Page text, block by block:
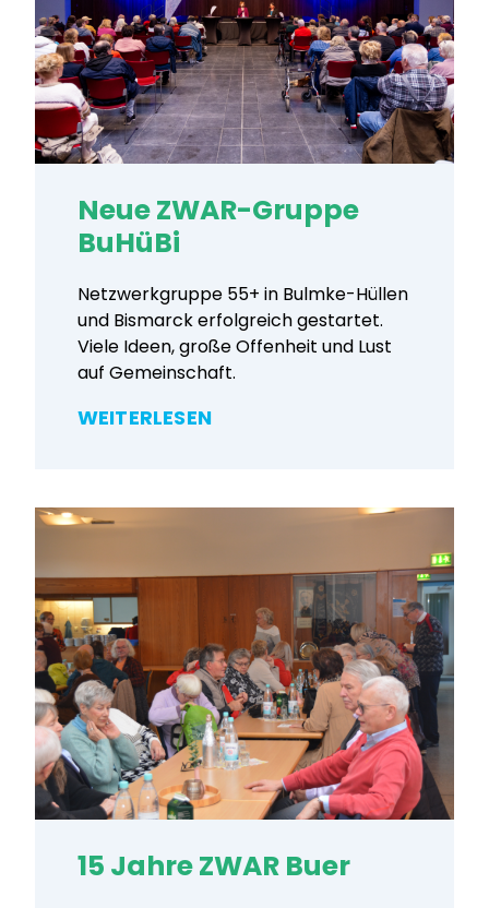
Neue ZWAR-Gruppe
BuHüBi
Netzwerkgruppe 55+ in Bulmke-Hüllen
und Bismarck erfolgreich gestartet.
Viele Ideen, große Offenheit und Lust
auf Gemeinschaft.
WEITERLESEN
15 Jahre ZWAR Buer